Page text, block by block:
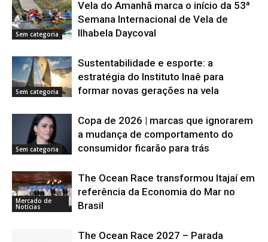
Sem categoria
Vela do Amanhã marca o início da 53ª
Semana Internacional de Vela de
Ilhabela Daycoval
Sem categoria
Sustentabilidade e esporte: a
estratégia do Instituto Inaê para
formar novas gerações na vela
Sem categoria
Copa de 2026 | marcas que ignorarem
a mudança de comportamento do
consumidor ficarão para trás
Mercado de
Notícias
The Ocean Race transformou Itajaí em
referência da Economia do Mar no
Brasil
The Ocean Race 2027 – Parada